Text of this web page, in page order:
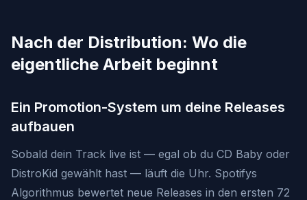
Nach der Distribution: Wo die
eigentliche Arbeit beginnt
Ein Promotion-System um deine Releases
aufbauen
Sobald dein Track live ist — egal ob du CD Baby oder
DistroKid gewählt hast — läuft die Uhr. Spotifys
Algorithmus bewertet neue Releases in den ersten 72